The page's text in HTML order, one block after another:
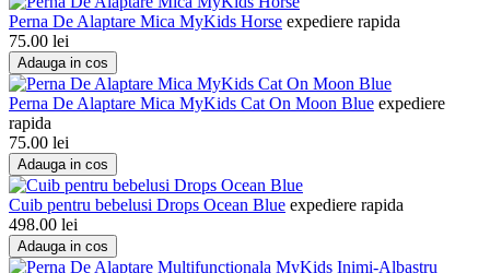
Perna De Alaptare Mica MyKids Horse expediere rapida
75.00 lei
Adauga in cos
Perna De Alaptare Mica MyKids Cat On Moon Blue expediere
rapida
75.00 lei
Adauga in cos
Cuib pentru bebelusi Drops Ocean Blue expediere rapida
498.00 lei
Adauga in cos